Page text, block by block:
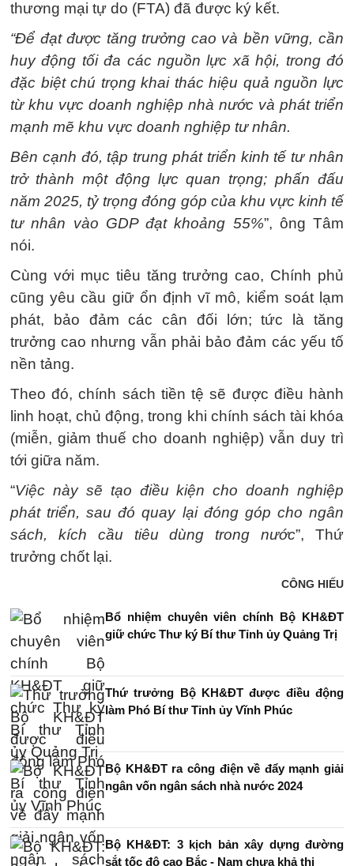
thương mại tự do (FTA) đã được ký kết.
“Để đạt được tăng trưởng cao và bền vững, cần
huy động tối đa các nguồn lực xã hội, trong đó
đặc biệt chú trọng khai thác hiệu quả nguồn lực
từ khu vực doanh nghiệp nhà nước và phát triển
mạnh mẽ khu vực doanh nghiệp tư nhân.
Bên cạnh đó, tập trung phát triển kinh tế tư nhân
trở thành một động lực quan trọng; phấn đấu
năm 2025, tỷ trọng đóng góp của khu vực kinh tế
tư nhân vào GDP đạt khoảng 55%”, ông Tâm
nói.
Cùng với mục tiêu tăng trưởng cao, Chính phủ
cũng yêu cầu giữ ổn định vĩ mô, kiểm soát lạm
phát, bảo đảm các cân đối lớn; tức là tăng
trưởng cao nhưng vẫn phải bảo đảm các yếu tố
nền tảng.
Theo đó, chính sách tiền tệ sẽ được điều hành
linh hoạt, chủ động, trong khi chính sách tài khóa
(miễn, giảm thuế cho doanh nghiệp) vẫn duy trì
tới giữa năm.
“Việc này sẽ tạo điều kiện cho doanh nghiệp
phát triển, sau đó quay lại đóng góp cho ngân
sách, kích cầu tiêu dùng trong nước”, Thứ
trưởng chốt lại.
CÔNG HIẾU
Bổ nhiệm chuyên viên chính Bộ KH&ĐT
giữ chức Thư ký Bí thư Tỉnh ủy Quảng Trị
Thứ trưởng Bộ KH&ĐT được điều động
làm Phó Bí thư Tỉnh ủy Vĩnh Phúc
Bộ KH&ĐT ra công điện về đẩy mạnh giải
ngân vốn ngân sách nhà nước 2024
Bộ KH&ĐT: 3 kịch bản xây dựng đường
sắt tốc độ cao Bắc - Nam chưa khả thi